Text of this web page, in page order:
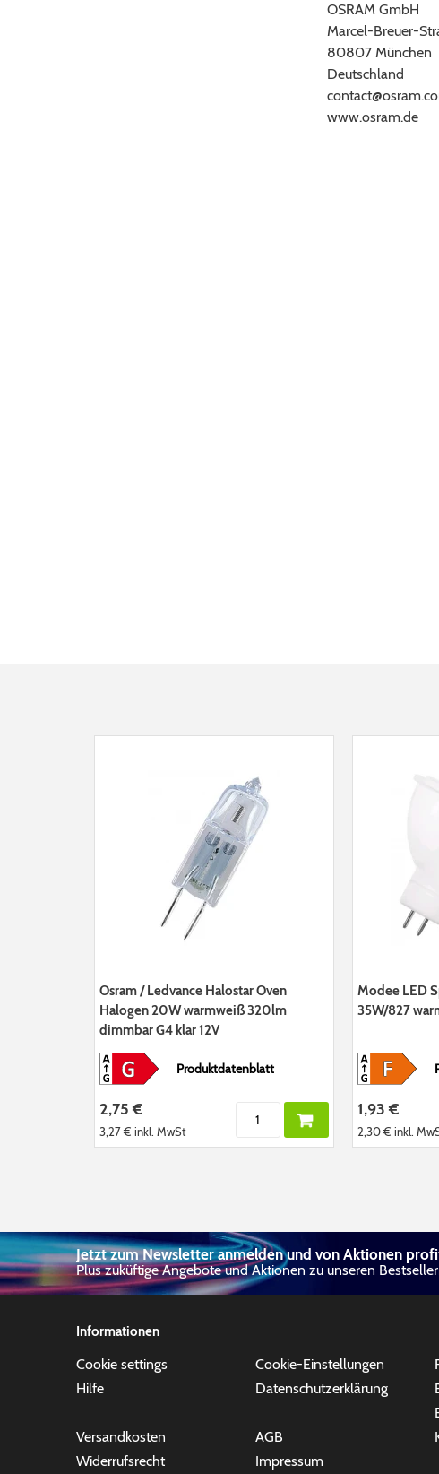
OSRAM GmbH
Marcel-Breuer-
80807 München
Deutschland
www.osram.de
Osram / Ledvance Halostar Oven
Halogen 20W warmweiß 320lm
dimmbar G4 klar 12V
Produktdatenblatt
2,75 €
3,27 € inkl. MwSt
Modee LED
35W/827
1,93 €
2,30 €inkl.
Jetzt zum Newsletter anmelden und von Aktionen
Plus zuküftige Angebote und Aktionen zu unseren
Informationen
Cookie settings Cookie-Einstellungen
Hilfe
Datenschutzerklärung
Versandkosten
AGB
Widerrufsrecht
Impressum